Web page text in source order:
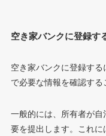
空き家バンクに登録す
空き家バンクに登録す
で必要な情報を確認する
一般的には、所有者が
要を提出します。これ